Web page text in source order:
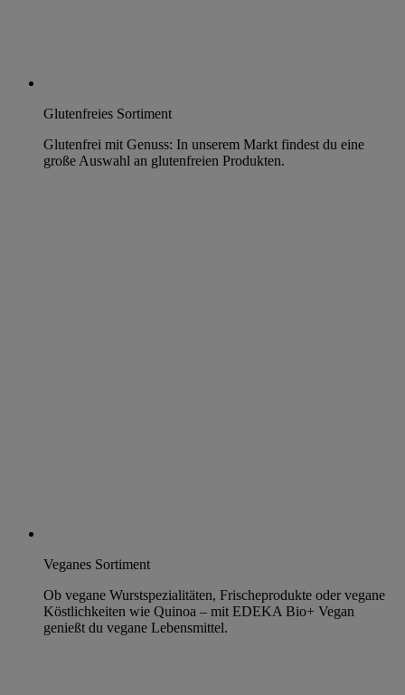
Glutenfreies Sortiment
Glutenfrei mit Genuss: In unserem Markt findest du eine
große Auswahl an glutenfreien Produkten.
Veganes Sortiment
Ob vegane Wurstspezialitäten, Frischeprodukte oder vegane
Köstlichkeiten wie Quinoa – mit EDEKA Bio+ Vegan
genießt du vegane Lebensmittel.